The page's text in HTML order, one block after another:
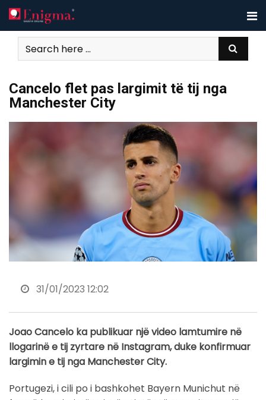
Skip
to
content
Cancelo flet pas largimit të tij nga
Manchester City
31/01/2023 12:02
Joao Cancelo ka publikuar një video lamtumire në
llogarinë e tij zyrtare në Instagram, duke konfirmuar
largimin e tij nga Manchester City.
Portugezi, i cili po i bashkohet Bayern Munichut në